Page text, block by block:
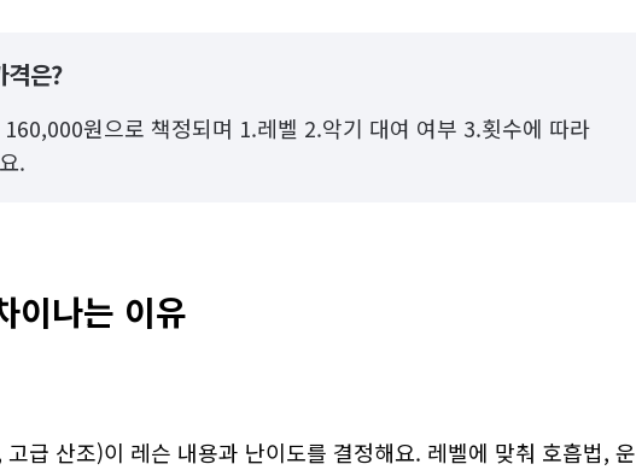
격은?
원으로 책정되며 1.레벨 2.악기 대여 여부 3.횟수에 따라
.
이나는 이유
급 산조)이 레슨 내용과 난이도를 결정해요. 레벨에 맞춰 호흡법, 운